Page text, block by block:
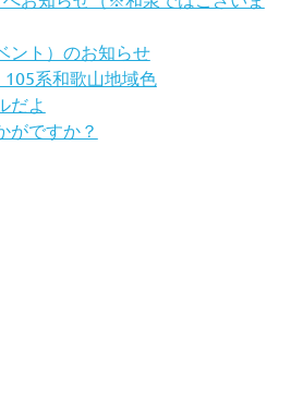
ント）のお知らせ
系和歌山地域色
だよ
がですか？